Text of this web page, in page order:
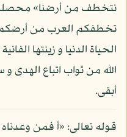
نتخطف من أرضنا» محصله
تخطفكم العرب من أرضكم
الحياة الدنيا و زينتها
الله من ثواب اتباع الهدى
أبقى.
قوله تعالى: «أ فمن